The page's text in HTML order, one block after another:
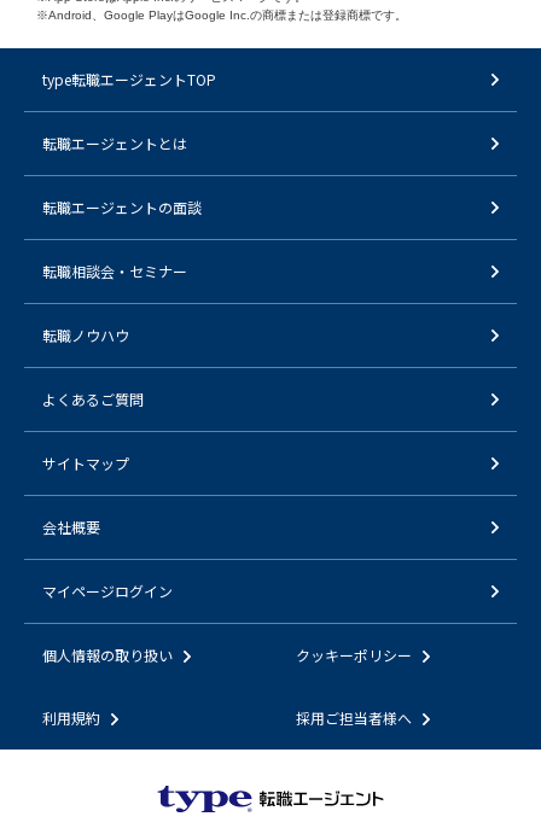
※Android、Google PlayはGoogle Inc.の商標または登録商標です。
type転職エージェントTOP
転職エージェントとは
転職エージェントの面談
転職相談会・セミナー
転職ノウハウ
よくあるご質問
サイトマップ
会社概要
マイページログイン
個人情報の取り扱い クッキーポリシー
利用規約 採用ご担当者様へ